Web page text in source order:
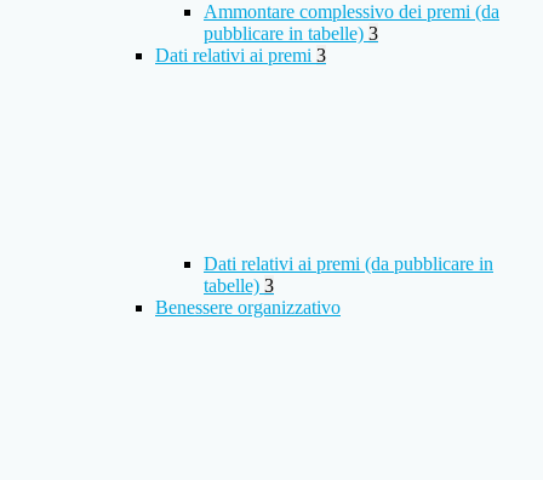
Ammontare complessivo dei premi (da
pubblicare in tabelle) 3
Dati relativi ai premi 3
Dati relativi ai premi (da pubblicare in
tabelle) 3
Benessere organizzativo